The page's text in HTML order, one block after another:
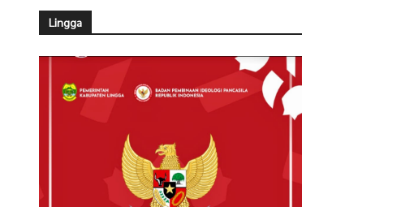
Lingga